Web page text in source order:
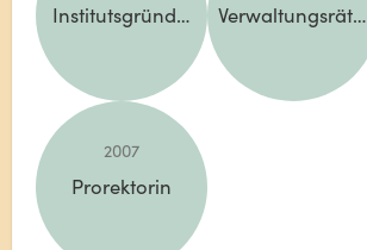
Institutsgründung Verwaltungsrätin
2007
Prorektorin